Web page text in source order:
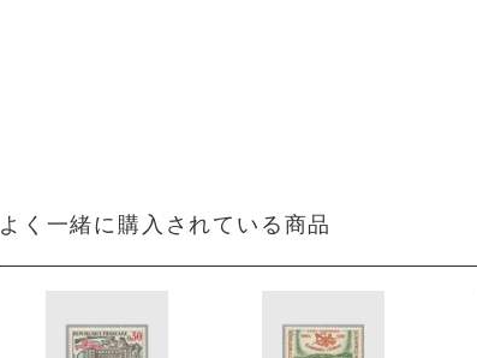
よく一緒に購入されている商品